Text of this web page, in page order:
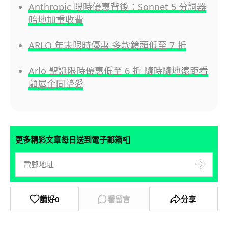
Anthropic 限時優惠背後：Sonnet 5 分詞器
暗地加重收費
ARLO 年末限時優惠 多款鏡頭低至 7 折
Arlo 聖誕限時優惠低至 6 折 隨時隨地遠距看
顧屋企同摯愛
更多精彩文章每日送到電子郵箱📮
讚好0 看留言 分享